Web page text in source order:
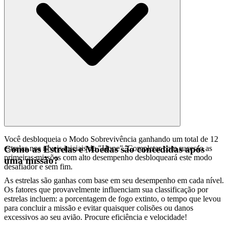
Você desbloqueia o Modo Sobrevivência ganhando um total de 12
estrelas nos níveis iniciais de "Hone". Completar com sucesso as
primeiras missões com alto desempenho desbloqueará este modo
desafiador e sem fim.
Como as Estrelas e Moedas são concedidas após
uma missão?
As estrelas são ganhas com base em seu desempenho em cada nível.
Os fatores que provavelmente influenciam sua classificação por
estrelas incluem: a porcentagem de fogo extinto, o tempo que levou
para concluir a missão e evitar quaisquer colisões ou danos
excessivos ao seu avião. Procure eficiência e velocidade!